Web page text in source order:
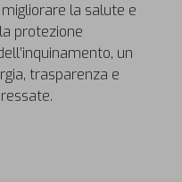
la salute e
protezione
un
trasparenza e